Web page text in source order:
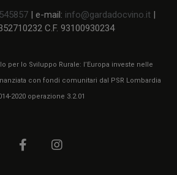
| e-mail: info@gardadocvino.it|
C.F. 93100930234
per lo Sviluppo Rurale: l’Europa investe nelle
con fondi comunitari dal PSR Lombardia
2020 operazione 3.2.01